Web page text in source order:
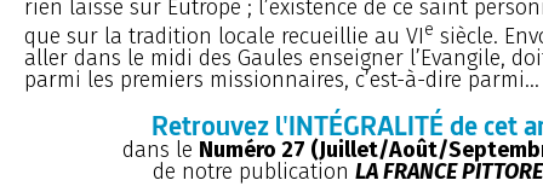
rien laissé sur Eutrope ; l’existence de ce saint
que sur la tradition locale recueillie au VIe siècle.
aller dans le midi des Gaules enseigner l’Evangile,
parmi les premiers missionnaires, c’est-à-dire parmi...
Retrouvez l'INTÉGRALITÉ de cet
dans le Numéro 27 (Juillet/Août/
de notre publication LA FRANCE